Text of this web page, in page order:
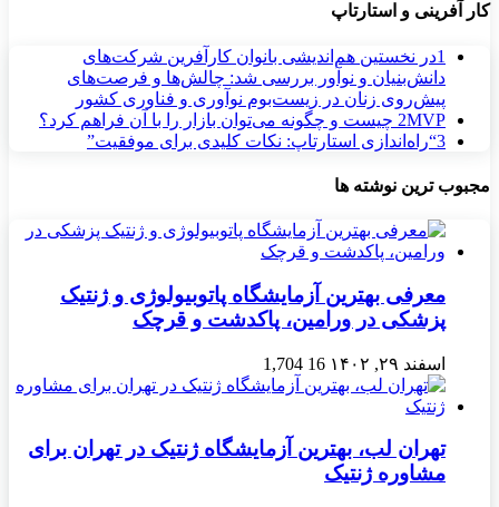
کار آفرینی و استارتاپ
1در نخستین هم‌اندیشی بانوان کارآفرین شرکت‌های
دانش‌بنیان و نوآور بررسی شد: چالش‌ها و فرصت‌های
پیش‌روی زنان در زیست‌بوم نوآوری و فناوری کشور
2MVP چیست و چگونه می‌توان بازار را با آن فراهم کرد؟
3“راه‌اندازی استارتاپ: نکات کلیدی برای موفقیت”
مجبوب ترین نوشته ها
معرفی بهترین آزمایشگاه پاتوبیولوژی و ژنتیک
پزشکی در ورامین، پاکدشت و قرچک
اسفند ۲۹, ۱۴۰۲ 16
1,704
تهران لب، بهترین آزمایشگاه ژنتیک در تهران برای
مشاوره ژنتیک